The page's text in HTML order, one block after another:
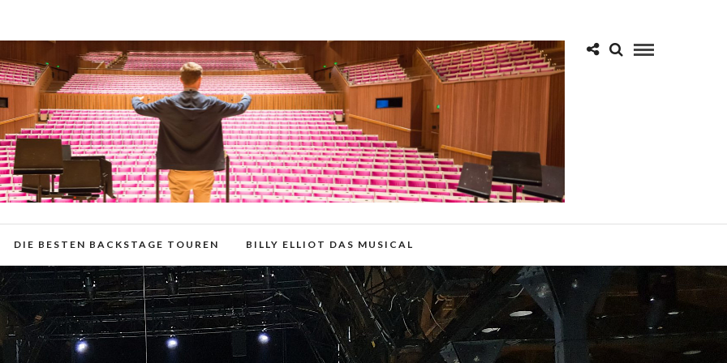
DIE BESTEN BACKSTAGE TOUREN BILLY ELLIOT DAS MUSICAL